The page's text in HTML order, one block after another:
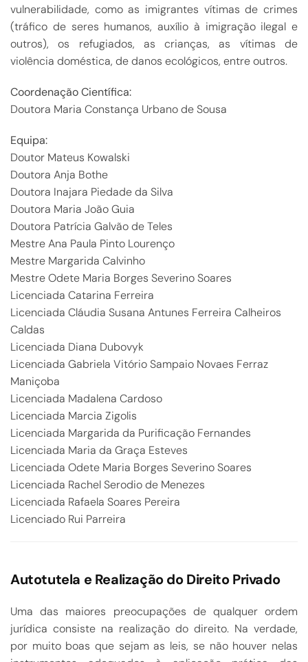
vulnerabilidade, como as imigrantes vítimas de crimes
(tráfico de seres humanos, auxílio à imigração ilegal e
outros), os refugiados, as crianças, as vítimas de
violência doméstica, de danos ecológicos, entre outros.
Coordenação Científica:
Doutora Maria Constança Urbano de Sousa
Equipa:
Doutor Mateus Kowalski
Doutora Anja Bothe
Doutora Inajara Piedade da Silva
Doutora Maria João Guia
Doutora Patrícia Galvão de Teles
Mestre Ana Paula Pinto Lourenço
Mestre Margarida Calvinho
Mestre Odete Maria Borges Severino Soares
Licenciada Catarina Ferreira
Licenciada Cláudia Susana Antunes Ferreira Calheiros
Caldas
Licenciada Diana Dubovyk
Licenciada Gabriela Vitório Sampaio Novaes Ferraz
Maniçoba
Licenciada Madalena Cardoso
Licenciada Marcia Zigolis
Licenciada Margarida da Purificação Fernandes
Licenciada Maria da Graça Esteves
Licenciada Odete Maria Borges Severino Soares
Licenciada Rachel Serodio de Menezes
Licenciada Rafaela Soares Pereira
Licenciado Rui Parreira
Autotutela e Realização do Direito Privado
Uma das maiores preocupações de qualquer ordem
jurídica consiste na realização do direito. Na verdade,
por muito boas que sejam as leis, se não houver nelas